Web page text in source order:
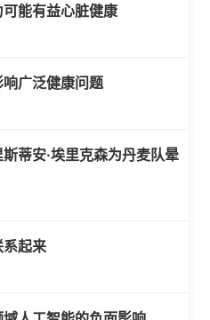
能有益心脏健康
广泛健康问题
蒂安·埃里克森为丹麦队晕
系起来